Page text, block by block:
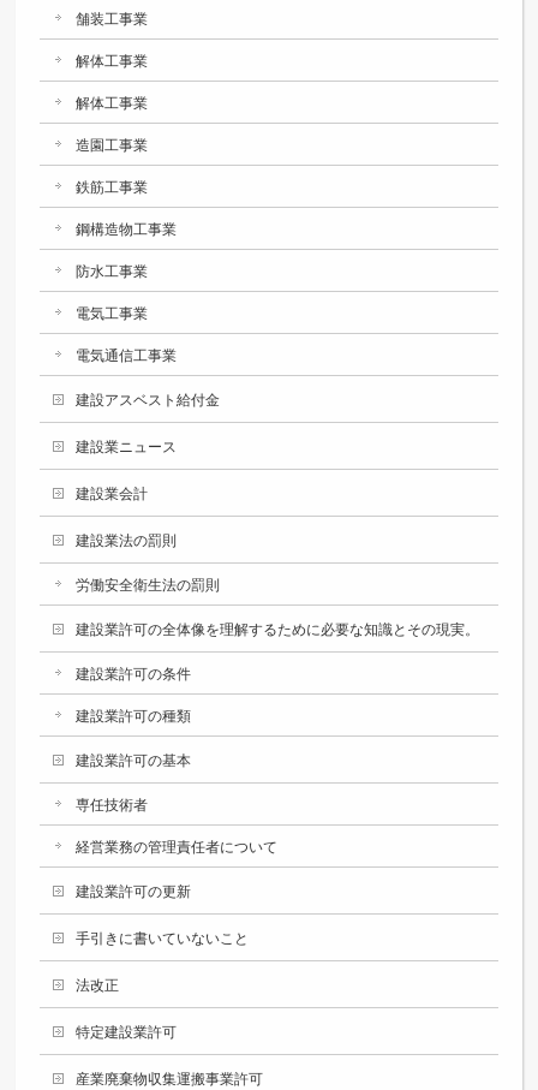
舗装工事業
解体工事業
解体工事業
造園工事業
鉄筋工事業
鋼構造物工事業
防水工事業
電気工事業
電気通信工事業
建設アスベスト給付金
建設業ニュース
建設業会計
建設業法の罰則
労働安全衛生法の罰則
建設業許可の全体像を理解するために必要な知識とその現実。
建設業許可の条件
建設業許可の種類
建設業許可の基本
専任技術者
経営業務の管理責任者について
建設業許可の更新
手引きに書いていないこと
法改正
特定建設業許可
産業廃棄物収集運搬事業許可